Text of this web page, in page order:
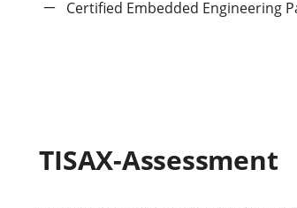
Certified Embedded Engineering
TISAX-Assessment